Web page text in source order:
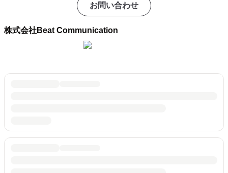
お問い合わせ
株式会社Beat Communication